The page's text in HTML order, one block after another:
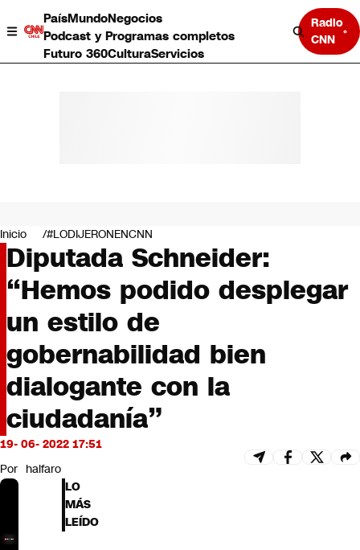
PaísMundoNegocios
Podcast y Programas completos
Futuro 360CulturaServicios
Radio
CNN
Negocios
Deportes
Programas completos
Cultura
Servicios
Bits
CNN tiempo
Futuro 360
Opinión
Inicio #LODIJERONENCNN
Diputada Schneider:
“Hemos podido desplegar
un estilo de
gobernabilidad bien
dialogante con la
ciudadanía”
19- 06- 2022 17:51
Por halfaro
LO
MÁS
LEÍDO